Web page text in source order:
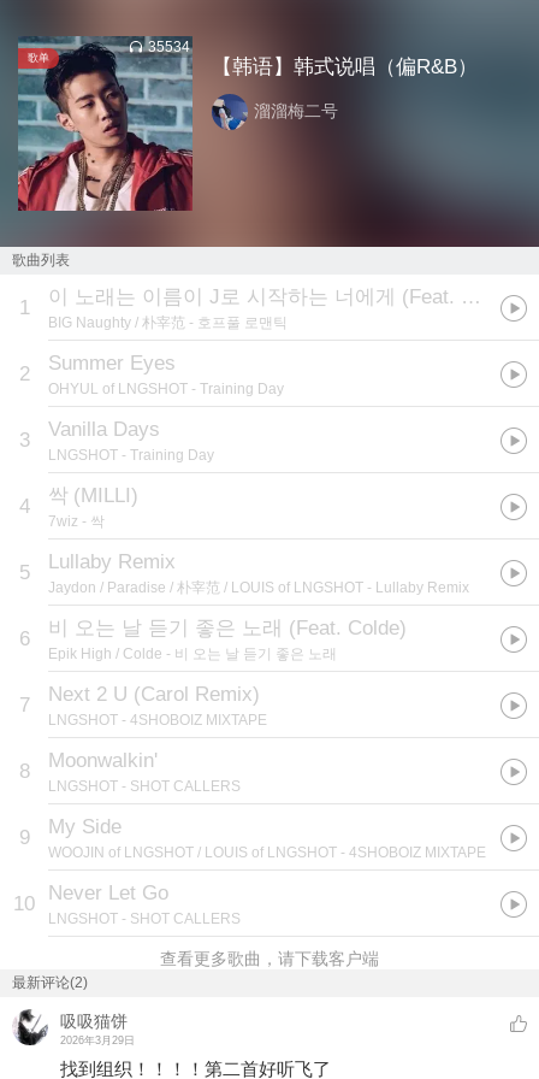
歌单
35534
【韩语】韩式说唱（偏R&B）
溜溜梅二号
歌曲列表
1 이 노래는 이름이 J로 시작하는 너에게 (Feat. 박재범)
BIG Naughty / 朴宰范 - 호프풀 로맨틱
2 Summer Eyes
OHYUL of LNGSHOT - Training Day
3 Vanilla Days
LNGSHOT - Training Day
4 싹 (MILLI)
7wiz - 싹
5 Lullaby Remix
Jaydon / Paradise / 朴宰范 / LOUIS of LNGSHOT - Lullaby Remix
6 비 오는 날 듣기 좋은 노래 (Feat. Colde)
Epik High / Colde - 비 오는 날 듣기 좋은 노래
7 Next 2 U (Carol Remix)
LNGSHOT - 4SHOBOIZ MIXTAPE
8 Moonwalkin'
LNGSHOT - SHOT CALLERS
9 My Side
WOOJIN of LNGSHOT / LOUIS of LNGSHOT - 4SHOBOIZ MIXTAPE
10 Never Let Go
LNGSHOT - SHOT CALLERS
查看更多歌曲，请下载客户端
最新评论(2)
吸吸猫饼
2026年3月29日
找到组织！！！！第二首好听飞了